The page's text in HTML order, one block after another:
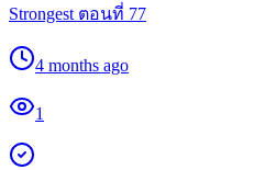
Strongest ตอนที่ 77
4 months ago
1